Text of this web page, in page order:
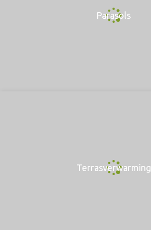
Parasols
Terrasverwarming